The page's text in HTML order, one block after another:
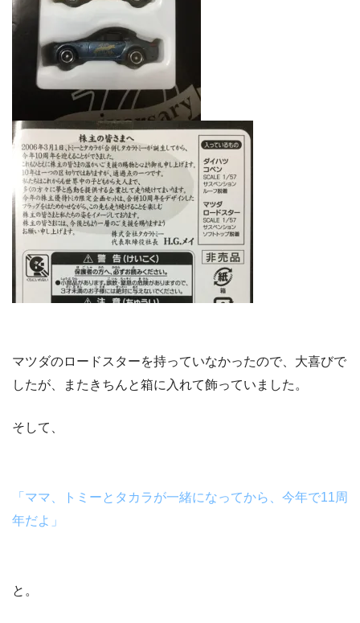
マツダのロードスターを持っていなかったので、大喜びで
したが、またきちんと箱に入れて飾っていました。
そして、
「ママ、トミーとタカラが一緒になってから、今年で11周
年だよ」
と。